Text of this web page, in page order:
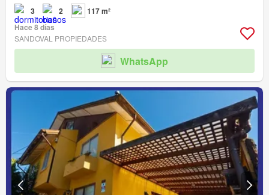
3 2
117 m²
Hace 8 días
SANDOVAL PROPIEDADES
WhatsApp